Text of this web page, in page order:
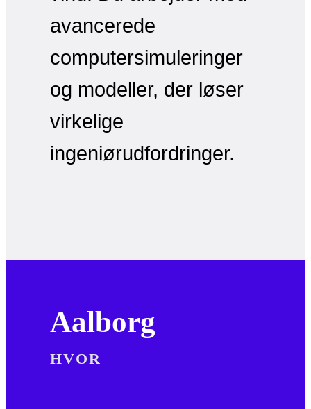
avancerede
computersimuleringer
og modeller, der løser
virkelige
ingeniørudfordringer.
Aalborg
HVOR